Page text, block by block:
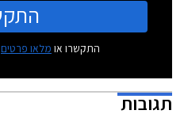
התקשרו או מלאו פרטים
תגובות